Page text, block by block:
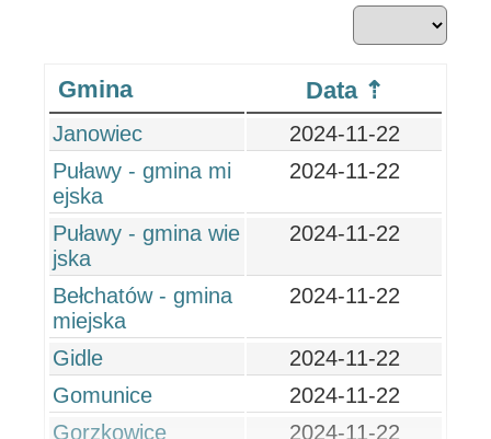
Gmina Data
Janowiec
2024-11-22
Puławy - gmina mi
ejska
2024-11-22
Puławy - gmina wie
jska
2024-11-22
Bełchatów - gmina
miejska
2024-11-22
Gidle
2024-11-22
Gomunice
2024-11-22
Gorzkowice
2024-11-22